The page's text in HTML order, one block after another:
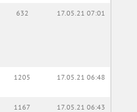
632 17.05.21 07:01
1205 17.05.21 06:48
1167 17.05.21 06:43